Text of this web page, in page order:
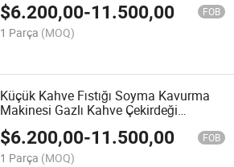
$6.200,00-11.500,00 FOB
1 Parça (MOQ)
Küçük Kahve Fıstığı Soyma Kavurma
Makinesi Gazlı Kahve Çekirdeği
Kavurma Makinesi
$6.200,00-11.500,00 FOB
1 Parça (MOQ)